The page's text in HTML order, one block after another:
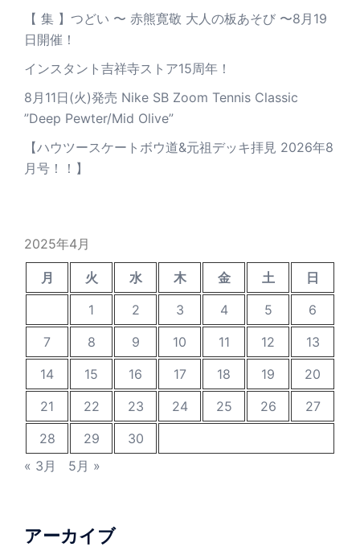
【 集 】つどい 〜 赤熊寛敬 大人の板あそび 〜8月19
日開催！
インスタント吉祥寺ストア15周年！
8月11日(火)発売 Nike SB Zoom Tennis Classic
”Deep Pewter/Mid Olive”
【ハウツースケートボウ道&元祖デッキ拝見 2026年8
月号！！】
2025年4月
月 火 水 木 金 土
日
1
2 3 4 5
6
7
8 9 10 11 12
13
14
15 16 17 18 19
20
21
22 23 24 25 26
27
28
29
30
« 3月
5月 »
アーカイブ